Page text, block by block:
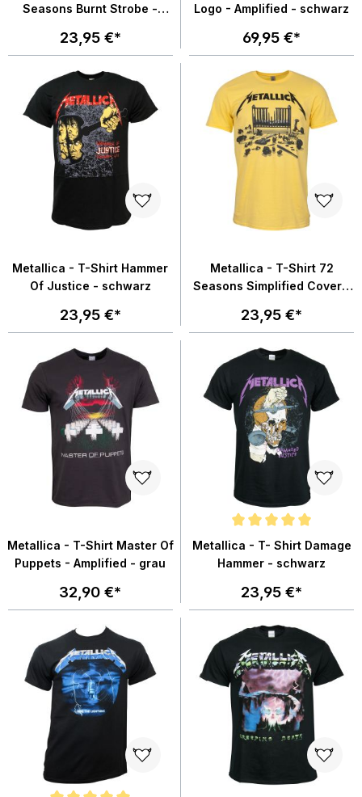
Seasons Burnt Strobe -
23,95 €*
Logo - Amplified - schwarz
69,95 €*
Metallica - T-Shirt Hammer
Of Justice - schwarz
23,95 €*
Metallica - T-Shirt 72
Seasons Simplified Cover -
23,95 €*
Metallica - T-Shirt Master Of
Puppets - Amplified - grau
32,90 €*
Durchschnittliche Bewertung
Metallica - T- Shirt Damage
Hammer - schwarz
23,95 €*